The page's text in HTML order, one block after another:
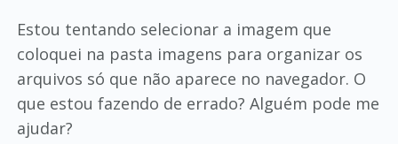
Estou tentando selecionar a imagem que
coloquei na pasta imagens para organizar os
arquivos só que não aparece no navegador. O
que estou fazendo de errado? Alguém pode me
ajudar?